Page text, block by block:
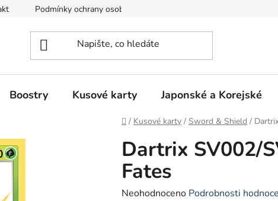
Podmínky ochrany osobních údajů
Boostry Kusové karty Japonské a Korejské
Domů
/ Kusové karty / Sword & Shield /
Dartrix SV002/
Fates
Průměrné
Neohodnoceno Podrobnosti